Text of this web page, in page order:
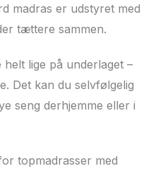
madras er udstyret med
tættere sammen.
helt lige på underlaget –
Det kan du selvfølgelig
seng derhjemme eller i
topmadrasser med